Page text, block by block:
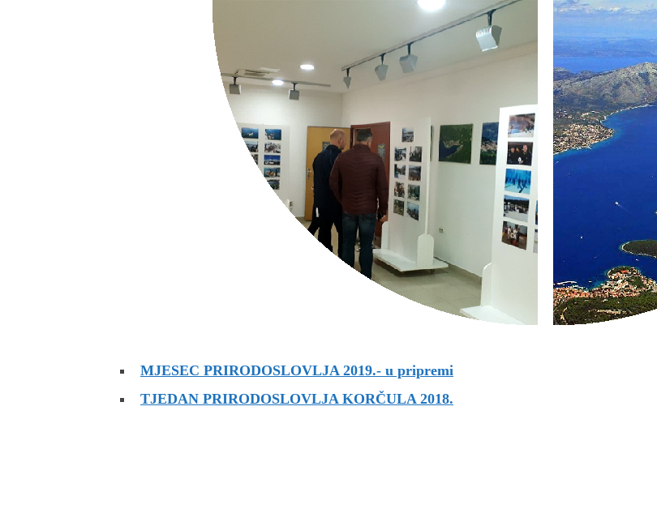
MJESEC PRIRODOSLOVLJA 2019.- u pripremi
TJEDAN PRIRODOSLOVLJA KORČULA 2018.